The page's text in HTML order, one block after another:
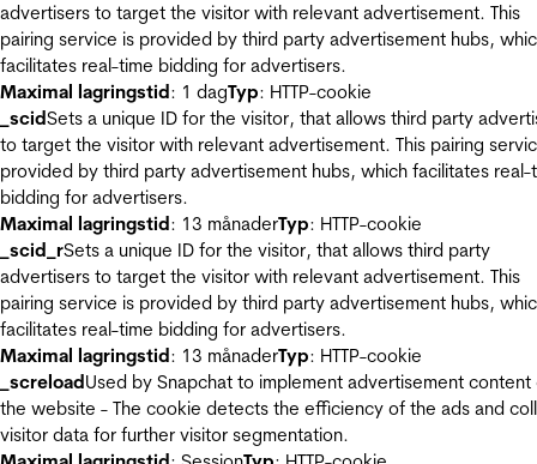
advertisers to target the visitor with relevant advertisement. This
pairing service is provided by third party advertisement hubs,
facilitates real-time bidding for advertisers.
Maximal lagringstid: 1 dagTyp: HTTP-cookie
_scidSets a unique ID for the visitor, that allows third party
to target the visitor with relevant advertisement. This pairing
provided by third party advertisement hubs, which facilitates real-
bidding for advertisers.
Maximal lagringstid: 13 månaderTyp: HTTP-cookie
_scid_rSets a unique ID for the visitor, that allows third party
advertisers to target the visitor with relevant advertisement. This
pairing service is provided by third party advertisement hubs,
facilitates real-time bidding for advertisers.
Maximal lagringstid: 13 månaderTyp: HTTP-cookie
_screloadUsed by Snapchat to implement advertisement content
the website - The cookie detects the efficiency of the ads and
visitor data for further visitor segmentation.